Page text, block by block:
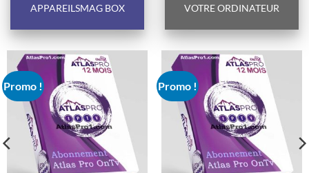
APPAREILSMAG BOX
VOTRE ORDINATEUR
Promo ! Promo !